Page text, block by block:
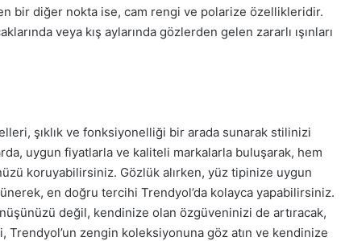
bir diğer nokta ise, cam rengi ve polarize özellikleridir.
veya kış aylarında gözlerden gelen zararlı ışınları
şıklık ve fonksiyonelliği bir arada sunarak stilinizi
uygun fiyatlarla ve kaliteli markalarla buluşarak, hem
koruyabilirsiniz. Gözlük alırken, yüz tipinize uygun
en doğru tercihi Trendyol’da kolayca yapabilirsiniz.
değil, kendinize olan özgüveninizi de artıracak,
Trendyol’un zengin koleksiyonuna göz atın ve kendinize